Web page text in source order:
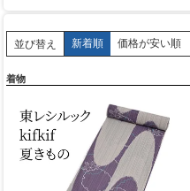
並び替え 新着順 価格が安い順
着物